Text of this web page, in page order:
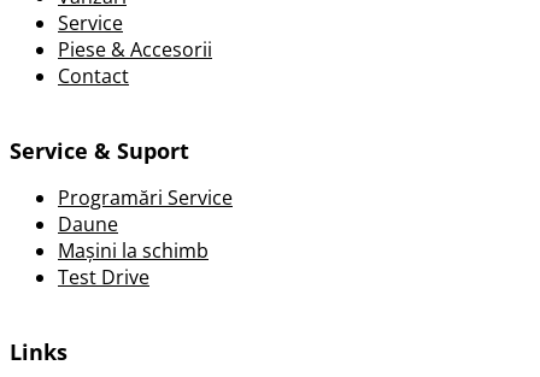
Service
Piese & Accesorii
Contact
Service & Suport
Programări Service
Daune
Mașini la schimb
Test Drive
Links